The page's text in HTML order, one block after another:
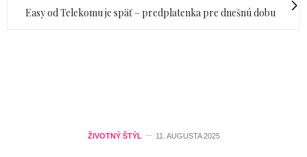
Easy od Telekomu je späť – predplatenka pre dnešnú dobu
ŽIVOTNÝ ŠTÝL 11. AUGUSTA 2025